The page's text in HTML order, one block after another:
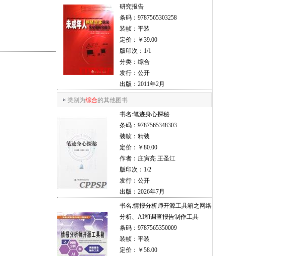
研究报告
条码：9787565303258
装帧：平装
定价：￥39.00
版印次：1/1
分类：综合
发行：公开
出版：2011年2月
类别为综合的其他图书
书名:笔迹身心探秘
条码：9787565348303
装帧：精装
定价：￥80.00
作者：庄寅亮 王圣江
版印次：1/2
发行：公开
出版：2026年7月
书名:情报分析师开源工具箱之网络
分析、AI和调查报告制作工具
条码：9787565350009
装帧：平装
定价：￥58.00